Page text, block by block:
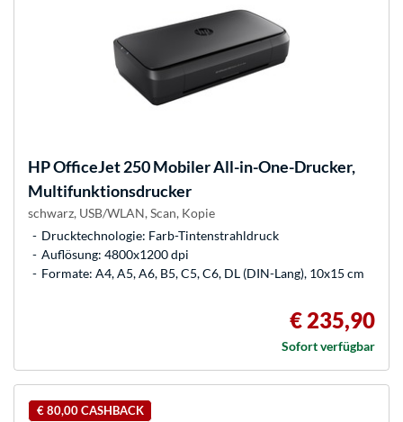
HPOfficeJet 250 Mobiler All-in-One-Drucker,
Multifunktionsdrucker
schwarz, USB/WLAN, Scan, Kopie
Drucktechnologie: Farb-Tintenstrahldruck
Auflösung: 4800x1200 dpi
Formate: A4, A5, A6, B5, C5, C6, DL (DIN-Lang), 10x15 cm
€ 235,90
Sofort verfügbar
€ 80,00 CASHBACK